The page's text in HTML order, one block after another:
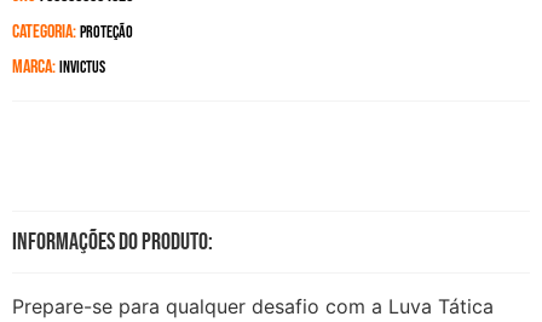
Categoria:Proteção
Marca:Invictus
Informações do produto:
Prepare-se para qualquer desafio com a Luva Tática